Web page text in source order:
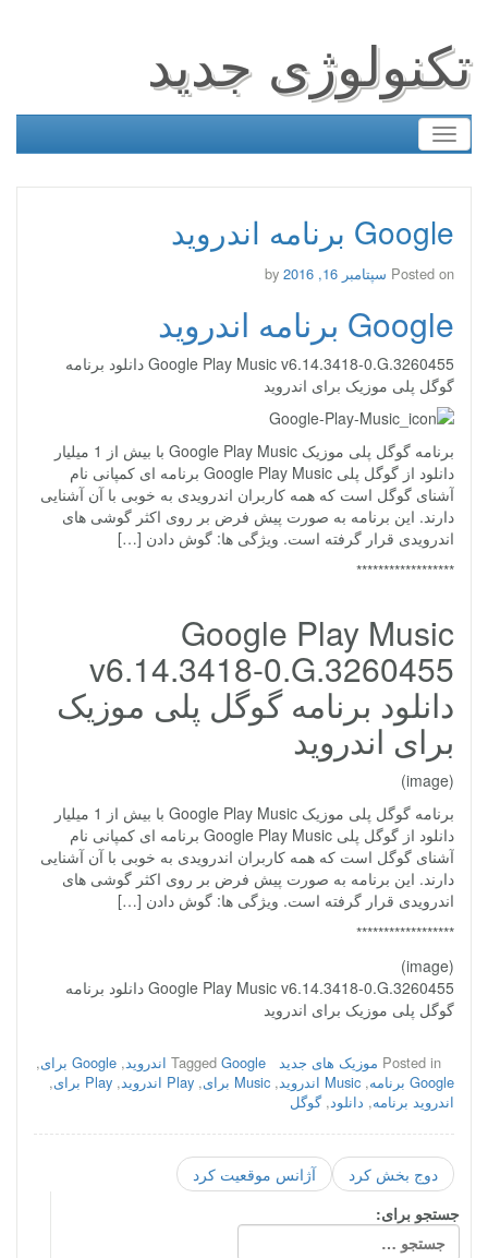
تکنولوژی جدید
Toggle
navigation
Google برنامه اندروید
Posted on سپتامبر 16, 2016
Google برنامه اندروید
Google Play Music v6.14.3418-0.G.3260455 دانلود برنامه
گوگل پلی موزیک برای اندروید
برنامه گوگل پلی موزیک Google Play Music با بیش از 1 میلیار
دانلود از گوگل پلی Google Play Music برنامه ای کمپانی نام
آشنای گوگل است که همه کاربران اندرویدی به خوبی با آن آشنایی
دارند. این برنامه به صورت پیش فرض بر روی اکثر گوشی های
اندرویدی قرار گرفته است. ویژگی ها: گوش دادن […]
******************
Google Play Music
v6.14.3418-0.G.3260455
دانلود برنامه گوگل پلی موزیک
برای اندروید
(image)
برنامه گوگل پلی موزیک Google Play Music با بیش از 1 میلیار
دانلود از گوگل پلی Google Play Music برنامه ای کمپانی نام
آشنای گوگل است که همه کاربران اندرویدی به خوبی با آن آشنایی
دارند. این برنامه به صورت پیش فرض بر روی اکثر گوشی های
اندرویدی قرار گرفته است. ویژگی ها: گوش دادن […]
******************
(image)
Google Play Music v6.14.3418-0.G.3260455 دانلود برنامه
گوگل پلی موزیک برای اندروید
Posted in موزیک های جدید Tagged Google اندروید , Google برای
,
Google برنامه
, Music اندروید , Music برای , Play اندروید , Play برای
,
اندروید برنامه, دانلود,گوگل
آژانس موقعیت کرد
دوج بخش کرد
جستجو برای: